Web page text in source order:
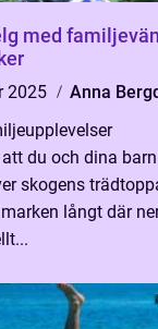
med
2025
Anna
du och dina
skogens
långt där